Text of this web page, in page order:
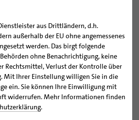
aus Drittländern, d.h.
außerhalb der EU ohne angemessenes
werden. Das birgt folgende
ohne Benachrichtigung, keine
Rechtsmittel, Verlust der Kontrolle über
Mit Ihrer Einstellung willigen Sie in die
ein. Sie können Ihre Einwilligung mit
widerrufen. Mehr Informationen finden
.
Marahrens
den Dom
Pilgern
Hildesheim
über Grenzen
hinweg
Rektoren zu Gast beim
Bischof